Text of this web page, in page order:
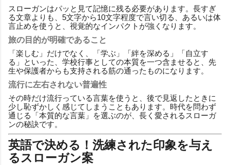
スローガンはパッと見て記憶に残る必要があります。長すぎ
る文章よりも、5文字から10文字程度で言い切る、あるいは体
言止めを使うと、視覚的なインパクトが強くなります。
旅の目的が明確であること
「楽しむ」だけでなく、「学ぶ」「絆を深める」「自立す
る」といった、学校行事としての本質を一つ含ませると、先
生や保護者からも支持される筋の通ったものになります。
流行に左右されない普遍性
その時だけ流行っている言葉を使うと、後で見返したときに
少し恥ずかしく感じてしまうこともあります。時代を問わず
通じる「本質的な言葉」を選ぶのが、長く愛されるスローガ
ンの秘訣です。
英語で決める！洗練された印象を与え
るスローガン案